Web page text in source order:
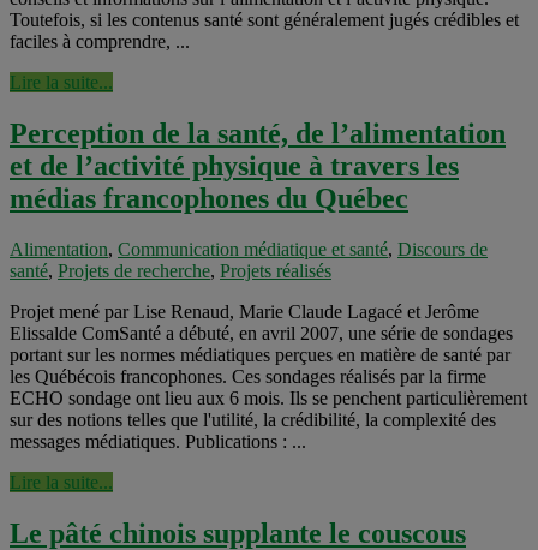
Toutefois, si les contenus santé sont généralement jugés crédibles et
faciles à comprendre, ...
Lire la suite...
Perception de la santé, de l’alimentation
et de l’activité physique à travers les
médias francophones du Québec
Alimentation, Communication médiatique et santé, Discours de
santé, Projets de recherche, Projets réalisés
Projet mené par Lise Renaud, Marie Claude Lagacé et Jerôme
Elissalde ComSanté a débuté, en avril 2007, une série de sondages
portant sur les normes médiatiques perçues en matière de santé par
les Québécois francophones. Ces sondages réalisés par la firme
ECHO sondage ont lieu aux 6 mois. Ils se penchent particulièrement
sur des notions telles que l'utilité, la crédibilité, la complexité des
messages médiatiques. Publications : ...
Lire la suite...
Le pâté chinois supplante le couscous